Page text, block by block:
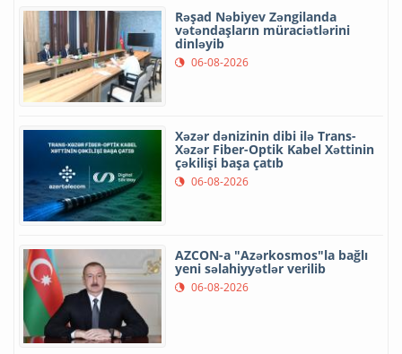
Rəşad Nəbiyev Zəngilanda
vətəndaşların müraciətlərini
dinləyib
06-08-2026
Xəzər dənizinin dibi ilə Trans-
Xəzər Fiber-Optik Kabel Xəttinin
çəkilişi başa çatıb
06-08-2026
AZCON-a "Azərkosmos"la bağlı
yeni səlahiyyətlər verilib
06-08-2026